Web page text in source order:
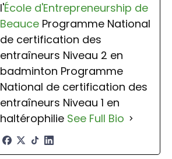
l'École d'Entrepreneurship de
Beauce Programme National
de certification des
entraîneurs Niveau 2 en
badminton Programme
National de certification des
entraîneurs Niveau 1 en
haltérophilie See Full Bio